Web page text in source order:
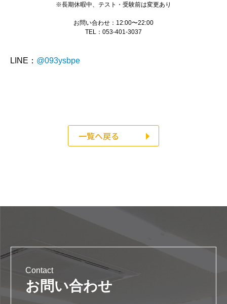
※長期休暇中、テスト・受験前は変更あり
お問い合わせ：12:00〜22:00
TEL：053-401-3037
LINE： @093ysbpe
一覧へ戻る
Contact
お問い合わせ